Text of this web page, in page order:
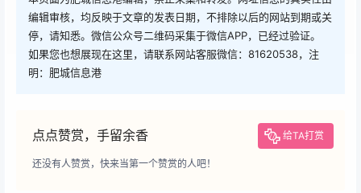
编辑审核，均反映于文章的发表日期，不排除以后的网站到期或关
停，请知悉。微信公众号二维码采集于微信APP，已经过验证。
如果您也想展现在这里，请联系网站客服微信：81620538，注
明：肥城信息港
点点赞赏，手留余香 给TA打赏
还没有人赞赏，快来当第一个赞赏的人吧！